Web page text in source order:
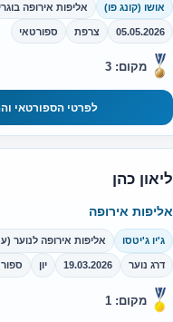
אושו (קונג פו) אליפות אירופה
05.05.2026 צרפת ספורטאי
מקום: 3
לפרטי הספורטאי
ליאון כהן
אליפות אירופה
ג'יו ג'יטסו אליפות אירופה לנוער
דרג נוער 19.03.2026 יון
מקום: 1